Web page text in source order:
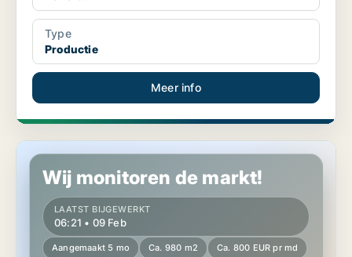
Type
Productie
Meer info
Productie in Rotterdam
Wij monitoren de markt!
LAATST BIJGEWERKT
06:21 • 09 Feb
Aangemaakt 5 mo Ca. 980 m2 Ca. 800 EUR pr md